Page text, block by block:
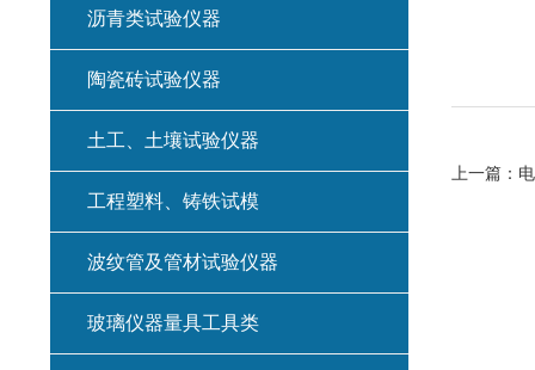
上一篇：
沥青类试验仪器
陶瓷砖试验仪器
土工、土壤试验仪器
工程塑料、铸铁试模
波纹管及管材试验仪器
玻璃仪器量具工具类